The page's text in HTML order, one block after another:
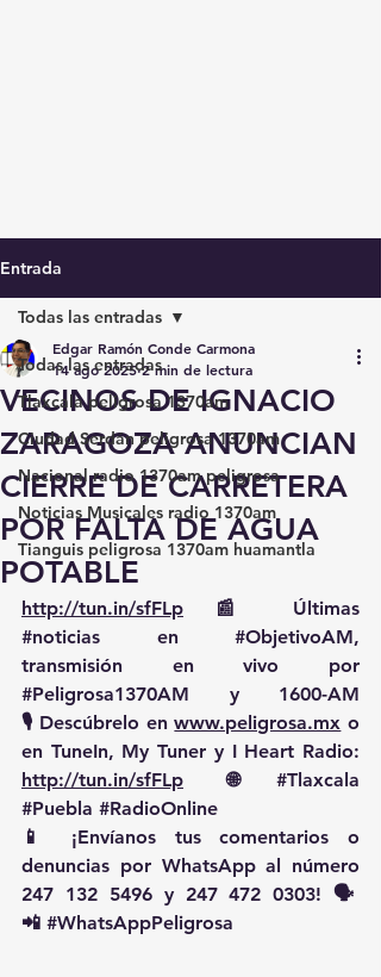
Entrada
Todas las entradas
Tlaxcala peligrosa 1370am
Ciudad Serdán peligrosa 1370am
Nacional radio 1370am peligrosa
Noticias Musicales radio 1370am
Tianguis peligrosa 1370am huamantla
Todas las entradas
VECINOS DE IGNACIO
ZARAGOZA ANUNCIAN
CIERRE DE CARRETERA
POR FALTA DE AGUA
POTABLE
Edgar Ramón Conde Carmona
14 ago 2025 2 min de lectura
http://tun.in/sfFLp
#noticias en #ObjetivoAM,
#Peligrosa1370AM y 1600-AM
🎙️ Descúbrelo en www.peligrosa.mx o
http://tun.in/sfFLp 🌐 #Tlaxcala
#Puebla #RadioOnline
📱 ¡Envíanos tus comentarios o
denuncias por WhatsApp al número
247 132 5496 y 247 472 0303! 🗣️
📲 #WhatsAppPeligrosa